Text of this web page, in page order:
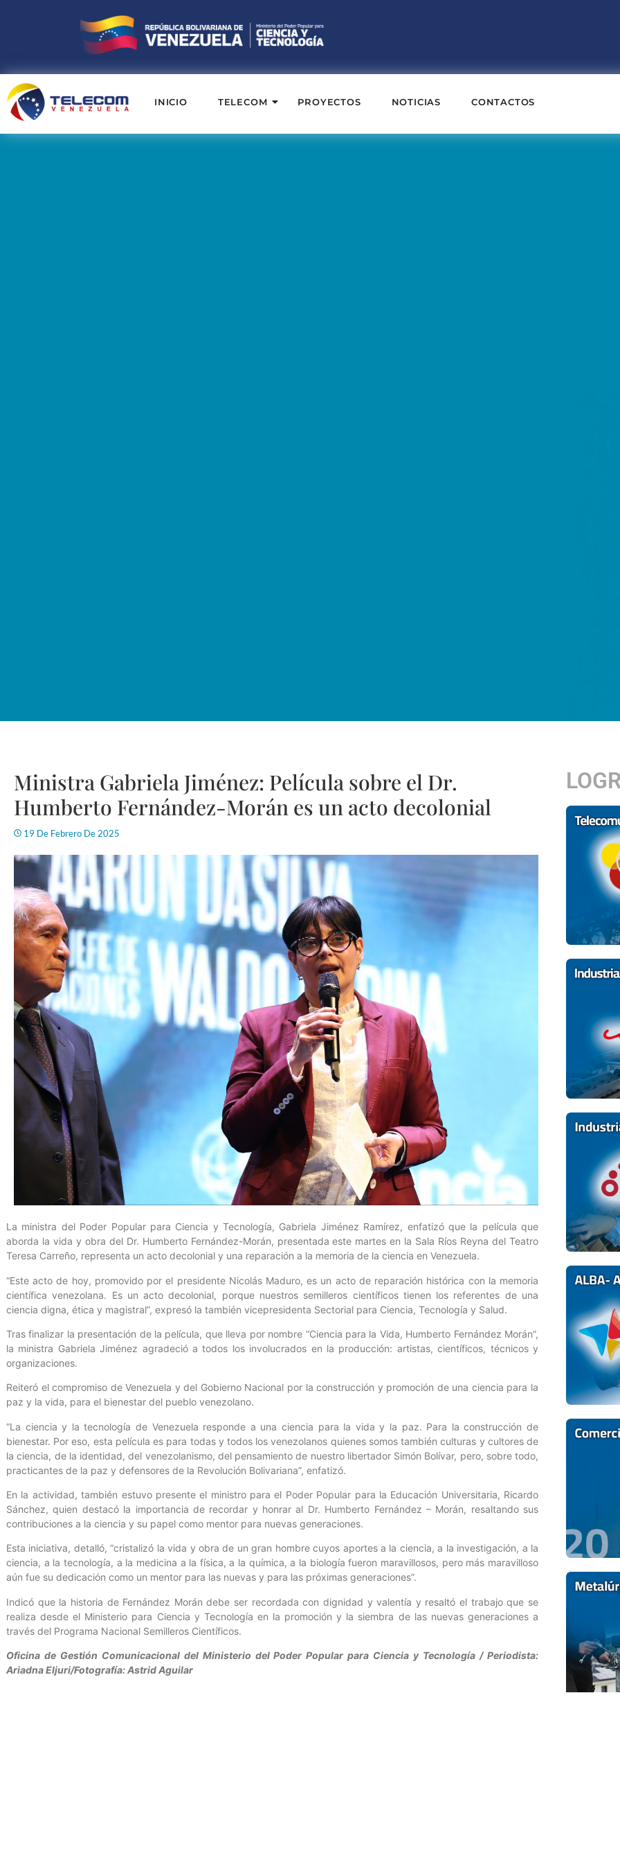
INICIO TELECOM PROYECTOS NOTICIAS CONTACTOS
Ministra Gabriela Jiménez: Película sobre el Dr.
Humberto Fernández-Morán es un acto decolonial
19 De Febrero De 2025
La ministra del Poder Popular para Ciencia y Tecnología, Gabriela Jiménez Ramírez, enfatizó que la película que
aborda la vida y obra del Dr. Humberto Fernández-Morán, presentada este martes en la Sala Ríos Reyna del Teatro
Teresa Carreño, representa un acto decolonial y una reparación a la memoria de la ciencia en Venezuela.
“Este acto de hoy, promovido por el presidente Nicolás Maduro, es un acto de reparación histórica con la memoria
científica venezolana. Es un acto decolonial, porque nuestros semilleros científicos tienen los referentes de una
ciencia digna, ética y magistral”, expresó la también vicepresidenta Sectorial para Ciencia, Tecnología y Salud.
Tras finalizar la presentación de la película, que lleva por nombre “Ciencia para la Vida, Humberto Fernández Morán”,
la ministra Gabriela Jiménez agradeció a todos los involucrados en la producción: artistas, científicos, técnicos y
organizaciones.
Reiteró el compromiso de Venezuela y del Gobierno Nacional por la construcción y promoción de una ciencia para la
paz y la vida, para el bienestar del pueblo venezolano.
“La ciencia y la tecnología de Venezuela responde a una ciencia para la vida y la paz. Para la construcción de
bienestar. Por eso, esta película es para todas y todos los venezolanos quienes somos también culturas y cultores de
la ciencia, de la identidad, del venezolanismo, del pensamiento de nuestro libertador Simón Bolívar, pero, sobre todo,
practicantes de la paz y defensores de la Revolución Bolivariana”, enfatizó.
En la actividad, también estuvo presente el ministro para el Poder Popular para la Educación Universitaria, Ricardo
Sánchez, quien destacó la importancia de recordar y honrar al Dr. Humberto Fernández – Morán, resaltando sus
contribuciones a la ciencia y su papel como mentor para nuevas generaciones.
Esta iniciativa, detalló, “cristalizó la vida y obra de un gran hombre cuyos aportes a la ciencia, a la investigación, a la
ciencia, a la tecnología, a la medicina a la física, a la química, a la biología fueron maravillosos, pero más maravilloso
aún fue su dedicación como un mentor para las nuevas y para las próximas generaciones”.
Indicó que la historia de Fernández Morán debe ser recordada con dignidad y valentía y resaltó el trabajo que se
realiza desde el Ministerio para Ciencia y Tecnología en la promoción y la siembra de las nuevas generaciones a
través del Programa Nacional Semilleros Científicos.
Oficina de Gestión Comunicacional del Ministerio del Poder Popular para Ciencia y Tecnología / Periodista:
Ariadna Eljuri/Fotografía: Astrid Aguilar